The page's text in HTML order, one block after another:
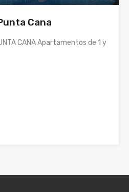
Cana
CANA Apartamentos de 1 y